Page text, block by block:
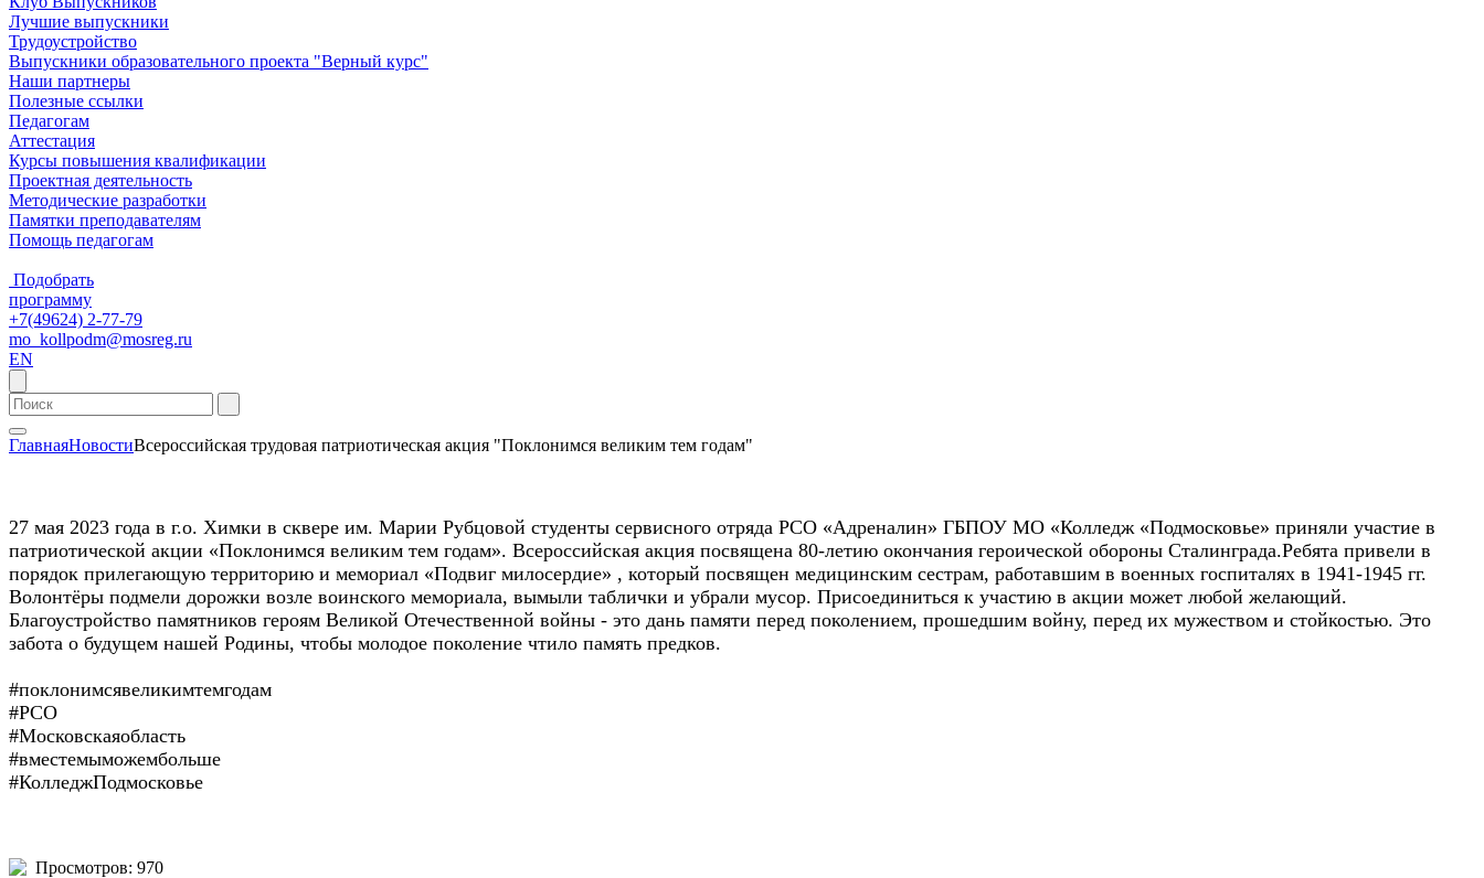
Лучшие выпускники
Трудоустройство
Выпускники образовательного проекта "Верный курс"
Наши партнеры
Полезные ссылки
Педагогам
Аттестация
Курсы повышения квалификации
Проектная деятельность
Методические разработки
Памятки преподавателям
Помощь педагогам
Подобрать
программу
+7(49624) 2-77-79
mo_kollpodm@mosreg.ru
EN
ГлавнаяНовостиВсероссийская трудовая патриотическая акция "Поклонимся великим тем годам"
27 мая 2023 года в г.о. Химки в сквере им. Марии Рубцовой студенты сервисного отряда РСО «Адреналин» ГБПОУ МО «Колледж «Подмосковье» приняли участие в
патриотической акции «Поклонимся великим тем годам». Всероссийская акция посвящена 80-летию окончания героической обороны Сталинграда.Ребята привели в
порядок прилегающую территорию и мемориал «Подвиг милосердие» , который посвящен медицинским сестрам, работавшим в военных госпиталях в 1941-1945 гг.
Волонтёры подмели дорожки возле воинского мемориала, вымыли таблички и убрали мусор. Присоединиться к участию в акции может любой желающий.
Благоустройство памятников героям Великой Отечественной войны - это дань памяти перед поколением, прошедшим войну, перед их мужеством и стойкостью. Это
забота о будущем нашей Родины, чтобы молодое поколение чтило память предков.
#поклонимсявеликимтемгодам
#РСО
#Московскаяобласть
#вместемыможембольше
#КолледжПодмосковье
Просмотров: 970